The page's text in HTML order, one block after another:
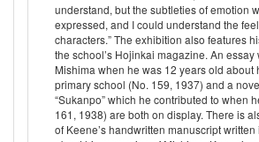
understand, but the subtleties of emotion
expressed, and I could understand the
characters.” The exhibition also features
the school’s Hojinkai magazine. An essay
Mishima when he was 12 years old about
primary school (No. 159, 1937) and a
“Sukanpo” which he contributed to when
161, 1938) are both on display. There is
of Keene’s handwritten manuscript